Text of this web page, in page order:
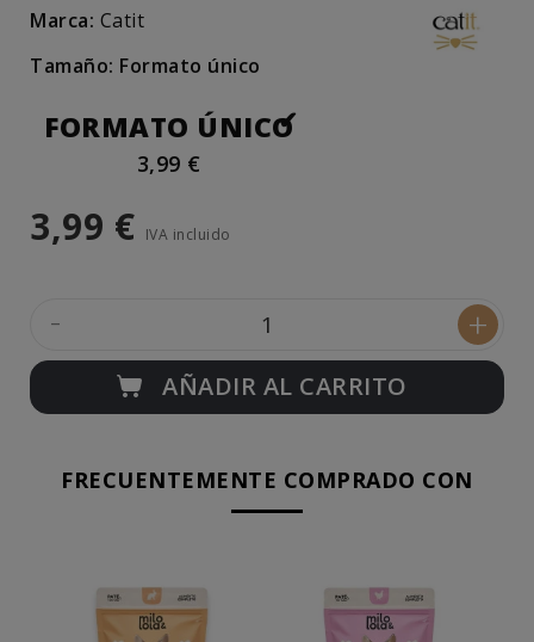
Marca: Catit
Tamaño: Formato único
FORMATO ÚNICO
3,99 €
3,99 € IVA incluido
- +
AÑADIR AL CARRITO
FRECUENTEMENTE COMPRADO CON